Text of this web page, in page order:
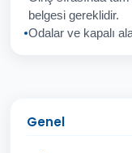
belgesi gereklidir.
Odalar ve kapalı
Genel